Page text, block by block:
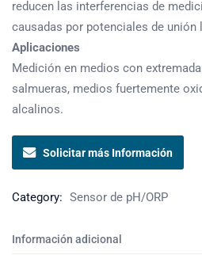
reducen las interferencias de
causadas por potenciales de unión
Aplicaciones
Medición en medios con
salmueras, medios fuertemente
alcalinos.
Solicitar más Información
Category: Sensor de pH/ORP
Información adicional